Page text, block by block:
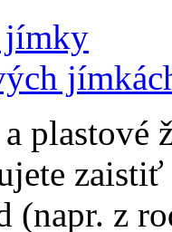
jímky
plastové
(napr. z